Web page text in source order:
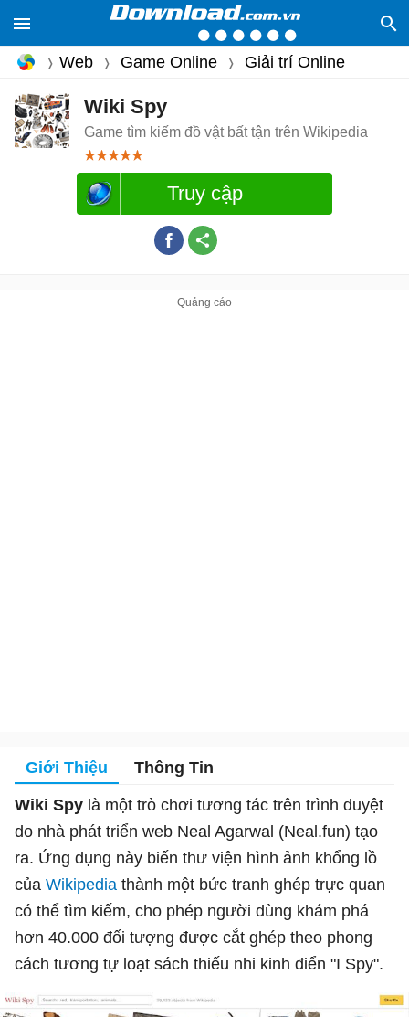
Web Game Online Giải trí Online
Wiki Spy
Game tìm kiếm đồ vật bất tận trên Wikipedia
Truy cập
Giới Thiệu Thông Tin
Wiki Spy là một trò chơi tương tác trên trình duyệt
do nhà phát triển web Neal Agarwal (Neal.fun) tạo
ra. Ứng dụng này biến thư viện hình ảnh khổng lồ
của Wikipedia thành một bức tranh ghép trực quan
có thể tìm kiếm, cho phép người dùng khám phá
hơn 40.000 đối tượng được cắt ghép theo phong
cách tương tự loạt sách thiếu nhi kinh điển "I Spy".